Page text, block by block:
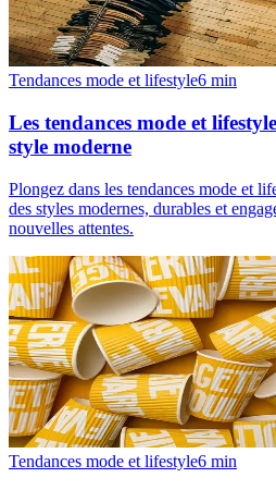
Tendances mode et lifestyle6 min
Les tendances mode et
style moderne
Plongez dans les tendances mode et
des styles modernes, durables et
nouvelles attentes.
Tendances mode et lifestyle6 min